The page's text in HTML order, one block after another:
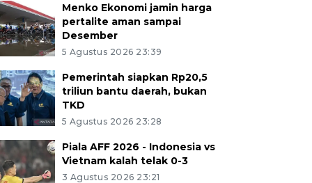
Menko Ekonomi jamin harga
pertalite aman sampai
Desember
5 Agustus 2026 23:39
Pemerintah siapkan Rp20,5
triliun bantu daerah, bukan
TKD
5 Agustus 2026 23:28
Piala AFF 2026 - Indonesia vs
Vietnam kalah telak 0-3
3 Agustus 2026 23:21